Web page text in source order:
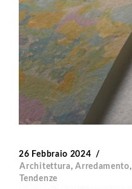
26 Febbraio 2024
Architettura,Arredamento,
Tendenze